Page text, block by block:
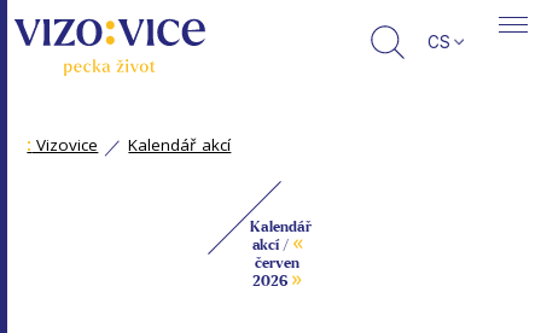
CS
: Vizovice Kalendář akcí
Kalendář
akcí / «
červen
2026 »